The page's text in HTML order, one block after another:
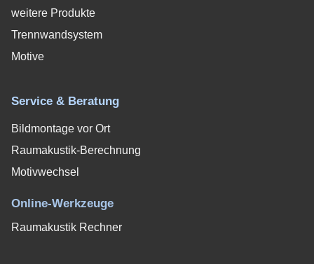
weitere Produkte
Trennwandsystem
Motive
Service & Beratung
Bildmontage vor Ort
Raumakustik-Berechnung
Motivwechsel
Online-Werkzeuge
Raumakustik Rechner